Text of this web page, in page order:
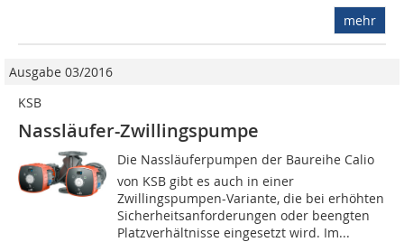
mehr
Ausgabe 03/2016
KSB
Nassläufer-Zwillingspumpe
Die Nassläuferpumpen der Baureihe Calio
von KSB gibt es auch in einer
Zwillingspumpen-Variante, die bei erhöhten
Sicherheitsanforderungen oder beengten
Platzverhältnisse eingesetzt wird. Im...